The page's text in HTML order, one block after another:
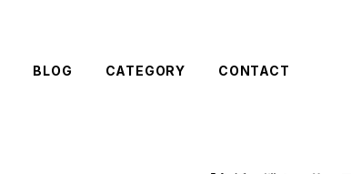
BLOG CATEGORY CONTACT